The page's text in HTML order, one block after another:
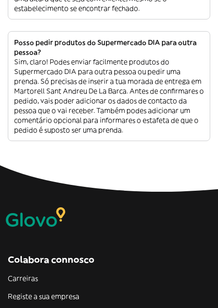
estabelecimento se encontrar fechado.
Posso pedir produtos do Supermercado DIA para outra
pessoa?
Sim, claro! Podes enviar facilmente produtos do
Supermercado DIA para outra pessoa ou pedir uma
prenda. Só precisas de inserir a tua morada de entrega em
Martorell Sant Andreu De La Barca. Antes de confirmares o
pedido, vais poder adicionar os dados de contacto da
pessoa que o vai receber. Também podes adicionar um
comentário opcional para informares o estafeta de que o
pedido é suposto ser uma prenda.
Colabora connosco
Carreiras
Registe a sua empresa